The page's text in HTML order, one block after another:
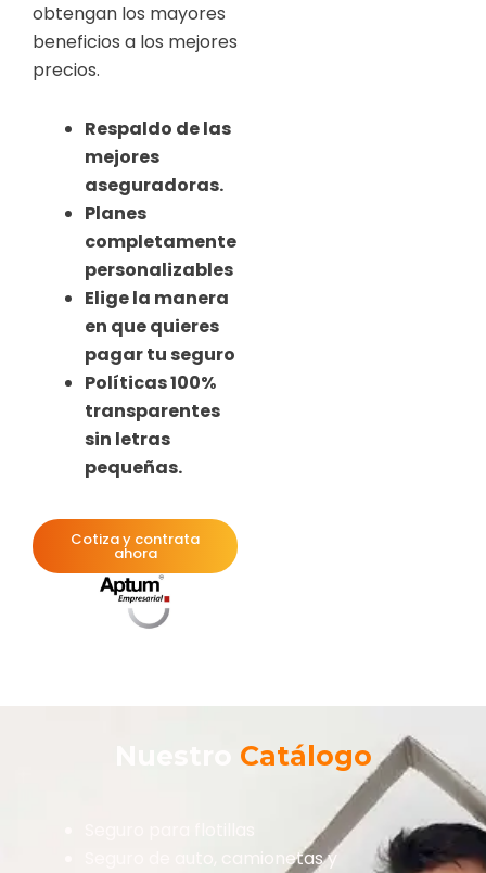
obtengan los mayores
beneficios a los mejores
precios.
Respaldo de las
mejores
aseguradoras.
Planes
completamente
personalizables
Elige la manera
en que quieres
pagar tu seguro
Políticas 100%
transparentes
sin letras
pequeñas.
Cotiza y contrata
ahora
Catálogo
Seguro de auto, camionetas y